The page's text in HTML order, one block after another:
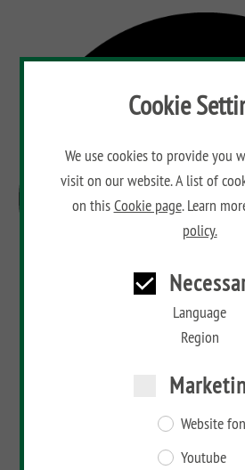
Cookie
We use cookies to provide you
visit on our website. A list of
on thisCookie page. Learn
policy.
Language
Region
Website
Youtube